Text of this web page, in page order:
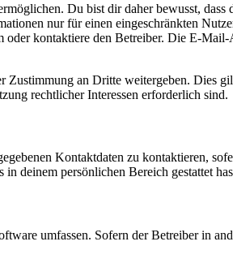
Du bist dir daher bewusst,
nur für einen eingeschränkten
oder kontaktiere den Betreiber. Die E-
an Dritte weitergeben. Dies
rechtlicher Interessen erforderlich sind.
Kontaktdaten zu kontaktieren,
deinem persönlichen Bereich gestattet
umfassen. Sofern der Betreiber in